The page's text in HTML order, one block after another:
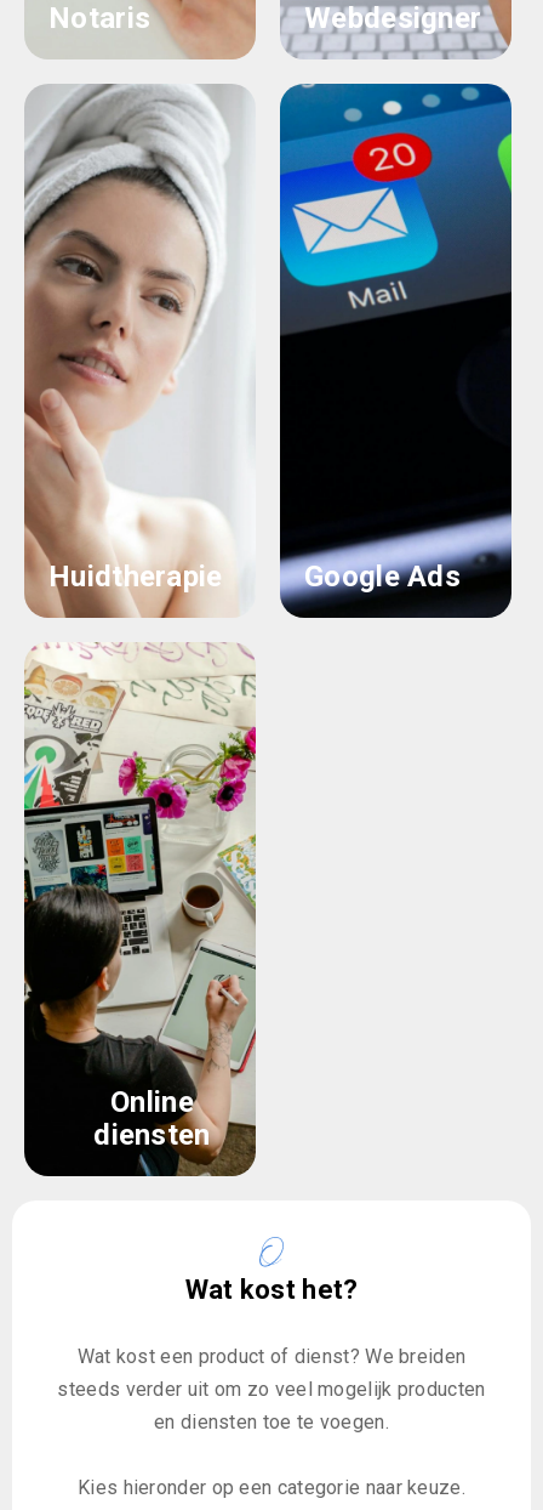
Notaris Webdesigner
Huidtherapie Google Ads
Online
diensten
Wat kost het?
Wat kost een product of dienst? We breiden
steeds verder uit om zo veel mogelijk producten
en diensten toe te voegen.
Kies hieronder op een categorie naar keuze.